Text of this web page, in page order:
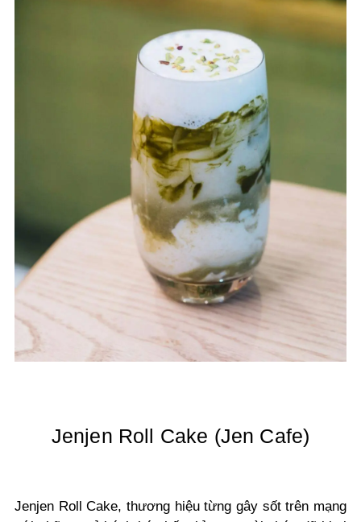
Jenjen Roll Cake (Jen Cafe)
Jenjen Roll Cake, thương hiệu từng gây sốt trên mạng